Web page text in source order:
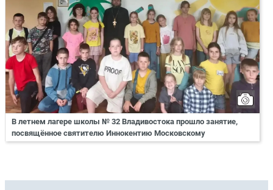
В летнем лагере школы № 32 Владивостока прошло занятие,
посвящённое святителю Иннокентию Московскому